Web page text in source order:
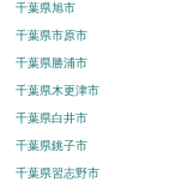
千葉県旭市
千葉県市原市
千葉県勝浦市
千葉県木更津市
千葉県白井市
千葉県銚子市
千葉県習志野市